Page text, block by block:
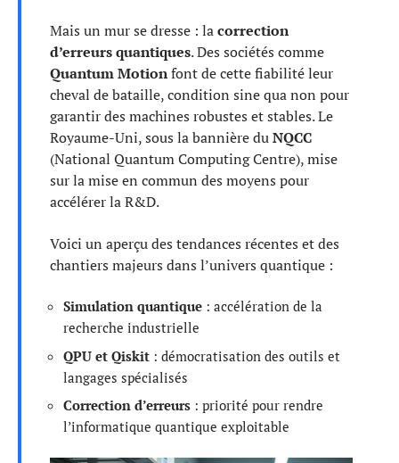
Mais un mur se dresse : lacorrection
d’erreurs quantiques. Des sociétés comme
Quantum Motionfont de cette fiabilité leur
cheval de bataille, condition sine qua non pour
garantir des machines robustes et stables. Le
Royaume-Uni, sous la bannière duNQCC
(National Quantum Computing Centre), mise
sur la mise en commun des moyens pour
accélérer la R&D.
Voici un aperçu des tendances récentes et des
chantiers majeurs dans l’univers quantique :
Simulation quantique : accélération de la
recherche industrielle
QPU et Qiskit : démocratisation des outils et
langages spécialisés
Correction d’erreurs : priorité pour rendre
l’informatique quantique exploitable